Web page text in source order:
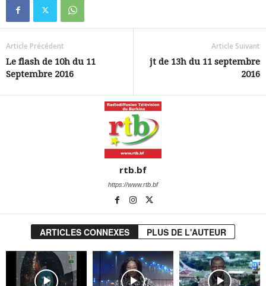
Article Précédent
Le flash de 10h du 11
Septembre 2016
Article Suivant
jt de 13h du 11 septembre
2016
rtb.bf
https://www.rtb.bf
ARTICLES CONNEXES PLUS DE L'AUTEUR